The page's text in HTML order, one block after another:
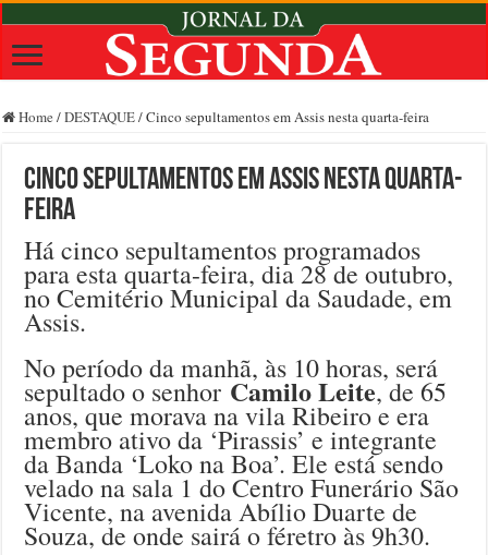
Home /DESTAQUE/Cinco sepultamentos em Assis nesta quarta-feira
Cinco sepultamentos em Assis nesta quarta-
feira
Há cinco sepultamentos programados
para esta quarta-feira, dia 28 de outubro,
no Cemitério Municipal da Saudade, em
Assis.
No período da manhã, às 10 horas, será
sepultado o senhor Camilo Leite, de 65
anos, que morava na vila Ribeiro e era
membro ativo da ‘Pirassis’ e integrante
da Banda ‘Loko na Boa’. Ele está sendo
velado na sala 1 do Centro Funerário São
Vicente, na avenida Abílio Duarte de
Souza, de onde sairá o féretro às 9h30.